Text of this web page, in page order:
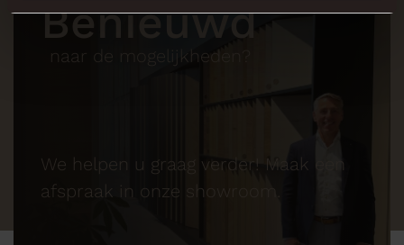
Benieuwd
naar de mogelijkheden?
We helpen u graag verder! Maak een
afspraak in onze showroom.